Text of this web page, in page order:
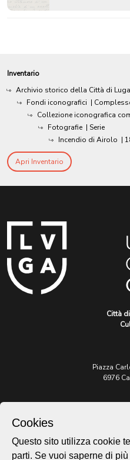
Inventario
Archivio storico della Città di
Fondi iconografici |
Collezione iconografica
Fotografie | Serie
Incendio di Airolo |
Apri Inventario
Città
Piazza
6976
t. +41
Cookies
Questo sito utilizza cookie
parti. Se vuoi saperne di